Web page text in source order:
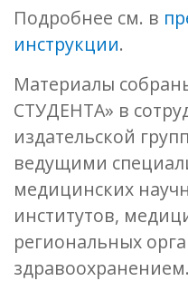
Подробнее см. в
инструкции.
Материалы
СТУДЕНТА» в
издательской
ведущими
медицинских
институтов,
региональных
здравоохранением.